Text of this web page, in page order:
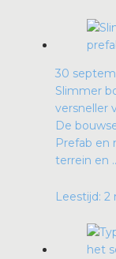
30
Slimmer
versneller
De
Prefab en
terrein en
Leestijd: